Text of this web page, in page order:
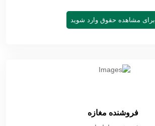
برای مشاهده حقوق وارد شوید
فروشنده مغازه